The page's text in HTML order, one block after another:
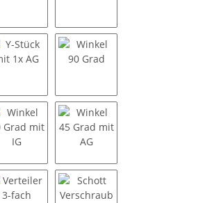
T-Stück mit IG Y-Stück
Y-Stück mit 1x AGWinkel 90 Grad
mit AG
Winkel 90 Grad mit IGWinkel 45 Grad mit AG